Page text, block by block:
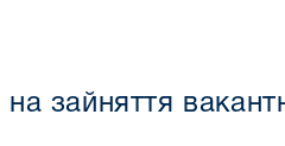
зайняття